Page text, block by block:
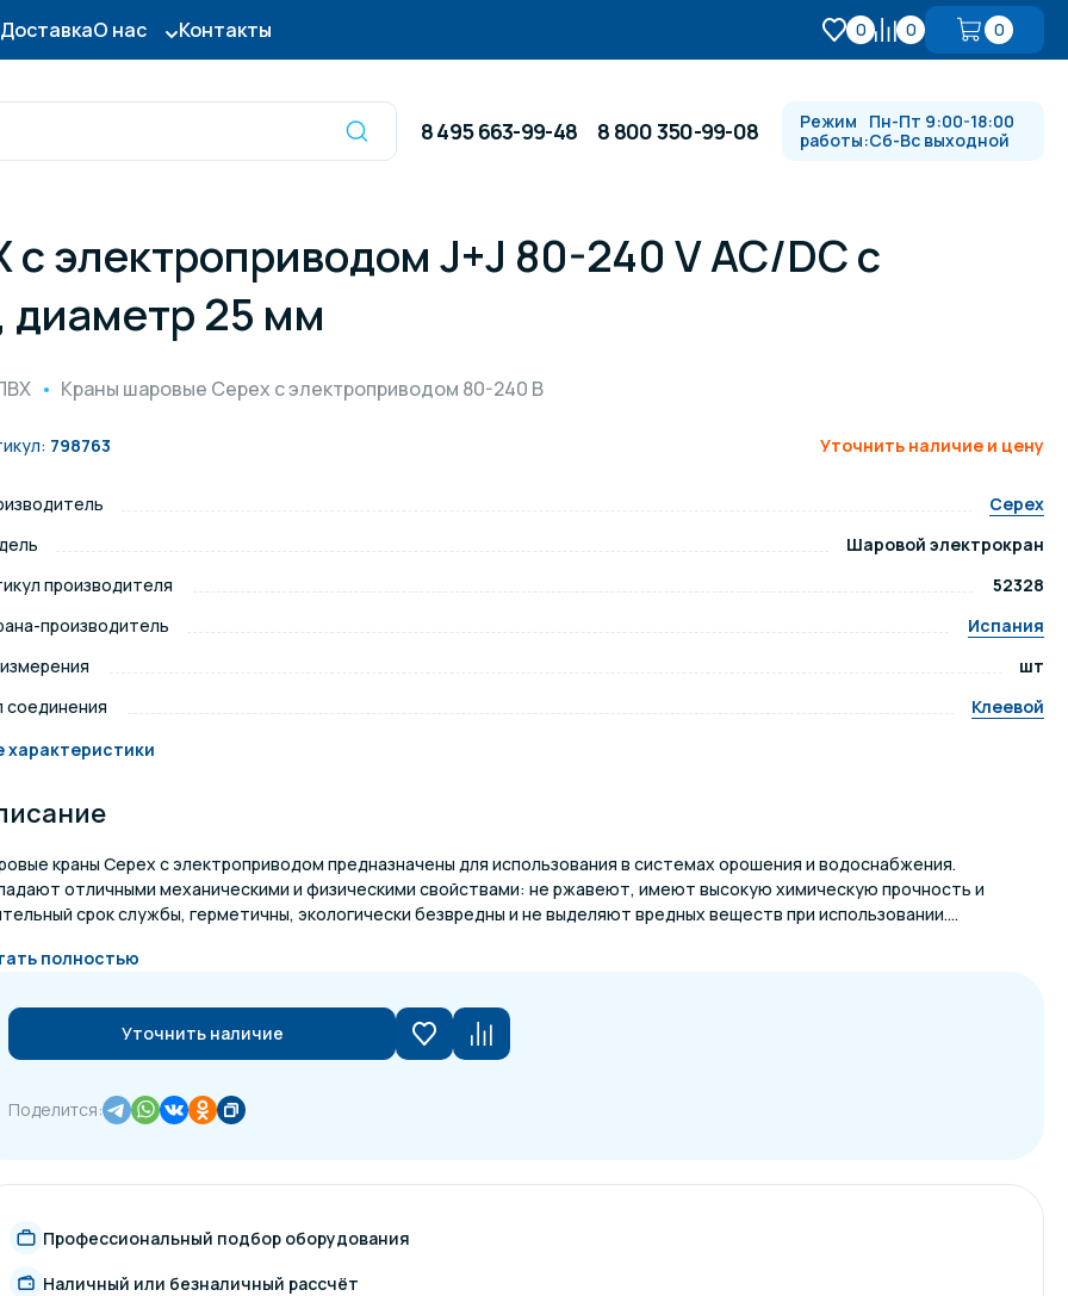
ДоставкаО нас Контакты 0 0 0
для бассейна
Оборудование для
дезинфекции
Противотоки и гидромассажи
и поручни
душевые стойки
покрытия
и подсветка для
материалы
8 495 663-99-48 8 800 350-99-08
Режим
работы:
Пн-Пт 9:00-18:00
Сб-Вс выходной
электроприводом J+J 80-240 V AC/DC с
диаметр 25 мм
Краны шаровые Cepex с электроприводом 80-240 В
798763 Уточнить наличие и цену
Cepex
Шаровой электрокран
производителя
52328
производитель
Испания
шт
соединения
Клеевой
характеристики
краны Cepex с электроприводом предназначены для использования в системах орошения и водоснабжения.
отличными механическими и физическими свойствами: не ржавеют, имеют высокую химическую прочность и
срок службы, герметичны, экологически безвредны и не выделяют вредных веществ при использовании....
полностью
Уточнить наличие
Поделится:
Профессиональный подбор оборудования
Наличный или безналичный рассчёт